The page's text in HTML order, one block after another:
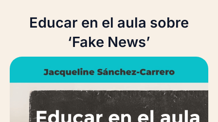
Educar en el aula sobre
‘Fake News’